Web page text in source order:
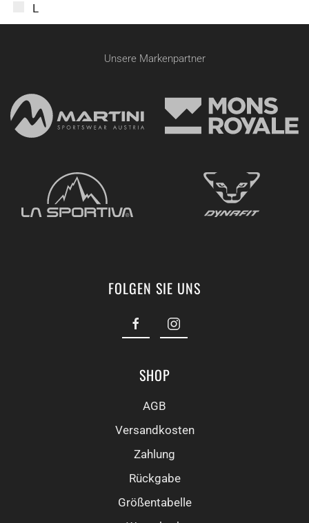
L
Unsere Markenpartner
FOLGEN SIE UNS
SHOP
AGB
Versandkosten
Zahlung
Rückgabe
Größentabelle